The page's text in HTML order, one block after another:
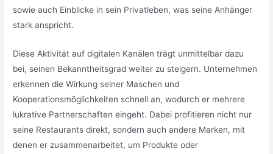
sowie auch Einblicke in sein Privatleben, was seine Anhänger
stark anspricht.
Diese Aktivität auf digitalen Kanälen trägt unmittelbar dazu
bei, seinen Bekanntheitsgrad weiter zu steigern. Unternehmen
erkennen die Wirkung seiner Maschen und
Kooperationsmöglichkeiten schnell an, wodurch er mehrere
lukrative Partnerschaften eingeht. Dabei profitieren nicht nur
seine Restaurants direkt, sondern auch andere Marken, mit
denen er zusammenarbeitet, um Produkte oder